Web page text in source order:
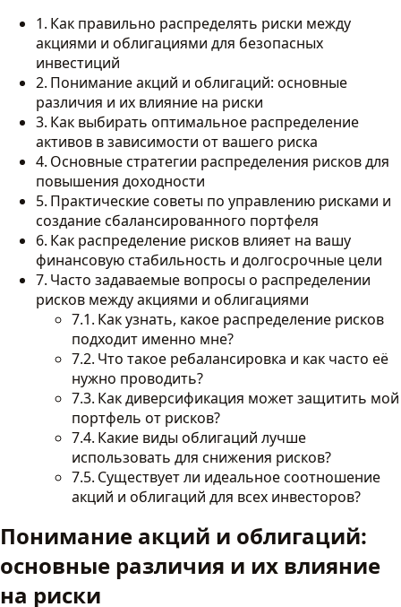
Как правильно распределять риски между
акциями и облигациями для безопасных
инвестиций
Понимание акций и облигаций: основные
различия и их влияние на риски
Как выбирать оптимальное распределение
активов в зависимости от вашего риска
Основные стратегии распределения рисков для
повышения доходности
Практические советы по управлению рисками и
создание сбалансированного портфеля
Как распределение рисков влияет на вашу
финансовую стабильность и долгосрочные цели
Часто задаваемые вопросы о распределении
рисков между акциями и облигациями
Как узнать, какое распределение рисков
подходит именно мне?
Что такое ребалансировка и как часто её
нужно проводить?
Как диверсификация может защитить мой
портфель от рисков?
Какие виды облигаций лучше
использовать для снижения рисков?
Существует ли идеальное соотношение
акций и облигаций для всех инвесторов?
Понимание акций и облигаций:
основные различия и их влияние
на риски